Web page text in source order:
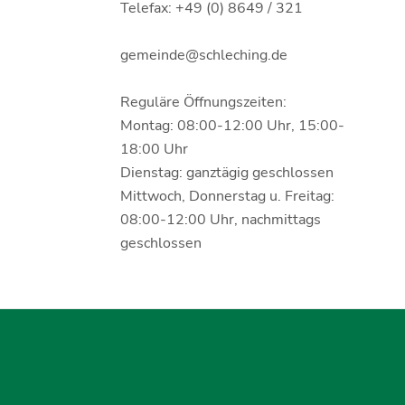
Telefax: +49 (0) 8649 / 321
gemeinde@schleching.de
Reguläre Öffnungszeiten:
Montag: 08:00-12:00 Uhr, 15:00-
18:00 Uhr
Dienstag: ganztägig geschlossen
Mittwoch, Donnerstag u. Freitag:
08:00-12:00 Uhr, nachmittags
geschlossen